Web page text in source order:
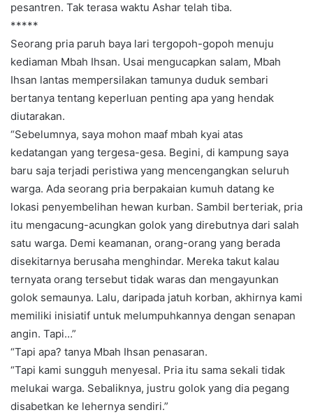
pesantren. Tak terasa waktu Ashar telah tiba.
*****
Seorang pria paruh baya lari tergopoh-gopoh menuju
kediaman Mbah Ihsan. Usai mengucapkan salam, Mbah
Ihsan lantas mempersilakan tamunya duduk sembari
bertanya tentang keperluan penting apa yang hendak
diutarakan.
“Sebelumnya, saya mohon maaf mbah kyai atas
kedatangan yang tergesa-gesa. Begini, di kampung saya
baru saja terjadi peristiwa yang mencengangkan seluruh
warga. Ada seorang pria berpakaian kumuh datang ke
lokasi penyembelihan hewan kurban. Sambil berteriak, pria
itu mengacung-acungkan golok yang direbutnya dari salah
satu warga. Demi keamanan, orang-orang yang berada
disekitarnya berusaha menghindar. Mereka takut kalau
ternyata orang tersebut tidak waras dan mengayunkan
golok semaunya. Lalu, daripada jatuh korban, akhirnya kami
memiliki inisiatif untuk melumpuhkannya dengan senapan
angin. Tapi…”
“Tapi apa? tanya Mbah Ihsan penasaran.
“Tapi kami sungguh menyesal. Pria itu sama sekali tidak
melukai warga. Sebaliknya, justru golok yang dia pegang
disabetkan ke lehernya sendiri.”